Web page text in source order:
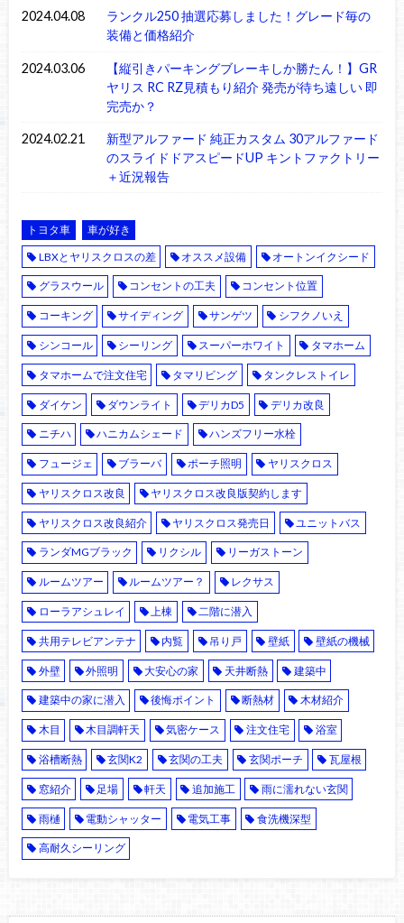
2024.04.08
ランクル250 抽選応募しました！グレード毎の
装備と価格紹介
2024.03.06
【縦引きパーキングブレーキしか勝たん！】GR
ヤリス RC RZ見積もり紹介 発売が待ち遠しい 即
完売か？
2024.02.21
新型アルファード 純正カスタム 30アルファード
のスライドドアスピードUP キントファクトリー
＋近況報告
トヨタ車
車が好き
LBXとヤリスクロスの差
オススメ設備 オートンイクシード
グラスウール コンセントの工夫 コンセント位置
コーキング サイディング サンゲツ シフクノいえ
シンコール シーリング スーパーホワイト タマホーム
タマホームで注文住宅 タマリビング タンクレストイレ
ダイケン ダウンライト デリカD5 デリカ改良
ニチハ ハニカムシェード ハンズフリー水栓
フュージェ ブラーバ ポーチ照明 ヤリスクロス
ヤリスクロス改良 ヤリスクロス改良版契約します
ヤリスクロス改良紹介 ヤリスクロス発売日 ユニットバス
ランダMGブラック リクシル リーガストーン
ルームツアー ルームツアー？ レクサス
ローラアシュレイ 上棟 二階に潜入
共用テレビアンテナ 内覧 吊り戸 壁紙 壁紙の機械
外壁 外照明 大安心の家 天井断熱 建築中
建築中の家に潜入 後悔ポイント 断熱材 木材紹介
木目 木目調軒天 気密ケース 注文住宅 浴室
浴槽断熱 玄関K2 玄関の工夫 玄関ポーチ 瓦屋根
窓紹介 足場 軒天 追加施工 雨に濡れない玄関
雨樋 電動シャッター 電気工事 食洗機深型
高耐久シーリング